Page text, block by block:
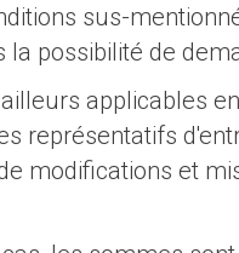
sus-
la possibilité de
applicables
représentatifs
modifications et